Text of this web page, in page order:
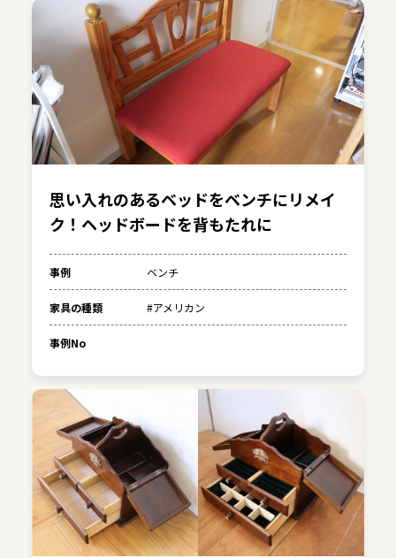
思い入れのあるベッドをベンチにリメイ
ク！ヘッドボードを背もたれに
事例 ベンチ
家具の種類 #アメリカン
事例No